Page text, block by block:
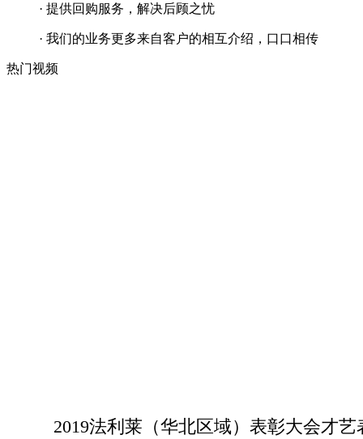
· 提供回购服务，解决后顾之忧
· 我们的业务更多来自客户的相互介绍，口口相传
热门视频
2019法利莱（华北区域）表彰大会才艺